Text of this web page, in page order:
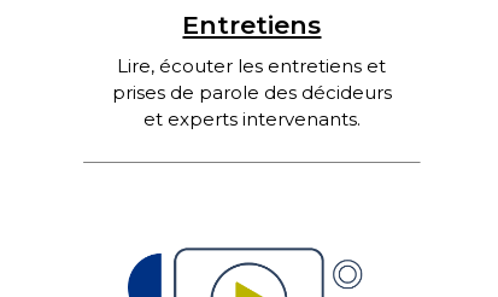
Entretiens
Lire, écouter les entretiens et
prises de parole des décideurs
et experts intervenants.